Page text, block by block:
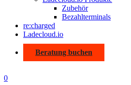
Zubehör
Bezahlterminals
re:charged
Ladecloud.io
Beratung buchen
0